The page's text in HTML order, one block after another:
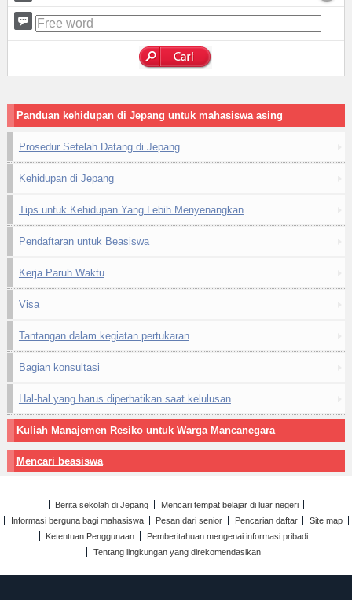
Panduan kehidupan di Jepang untuk mahasiswa asing
Prosedur Setelah Datang di Jepang
Kehidupan di Jepang
Tips untuk Kehidupan Yang Lebih Menyenangkan
Pendaftaran untuk Beasiswa
Kerja Paruh Waktu
Visa
Tantangan dalam kegiatan pertukaran
Bagian konsultasi
Hal-hal yang harus diperhatikan saat kelulusan
Kuliah Manajemen Resiko untuk Warga Mancanegara
Mencari beasiswa
Berita sekolah di Jepang
Mencari tempat belajar di luar negeri
Informasi berguna bagi mahasiswa
Pesan dari senior Pencarian daftar
Site map
Ketentuan Penggunaan
Pemberitahuan mengenai informasi pribadi
Tentang lingkungan yang direkomendasikan